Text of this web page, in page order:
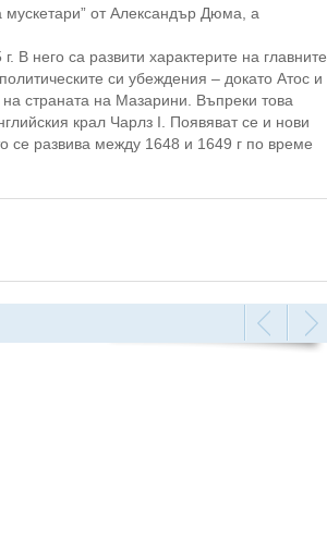
от Александър Дюма, а
В него са развити характерите на главните
си убеждения – докато Атос и
страната на Мазарини. Въпреки това
крал Чарлз I. Появяват се и нови
се развива между 1648 и 1649 г по време